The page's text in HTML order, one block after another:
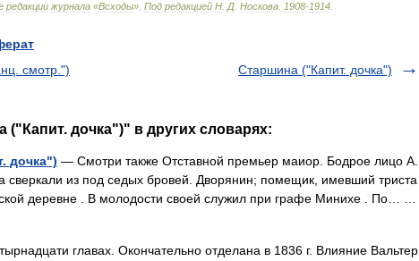
редакции журнала «Всходы» Под редакцией Н Д Носкова 1908-1914
смотр.")
Старшина ("Капит. дочка")
("Капит. дочка")" в других словарях:
дочка") — Смотри также Отставной премьер маиор. Бодрое лицо А.
из под седых бровей. Дворянин; помещик, имевший триста
деревне . В молодости своей служил при графе Минихе . По… …
главах. Окончательно отделана в 1836 г. Влияние Вальтер